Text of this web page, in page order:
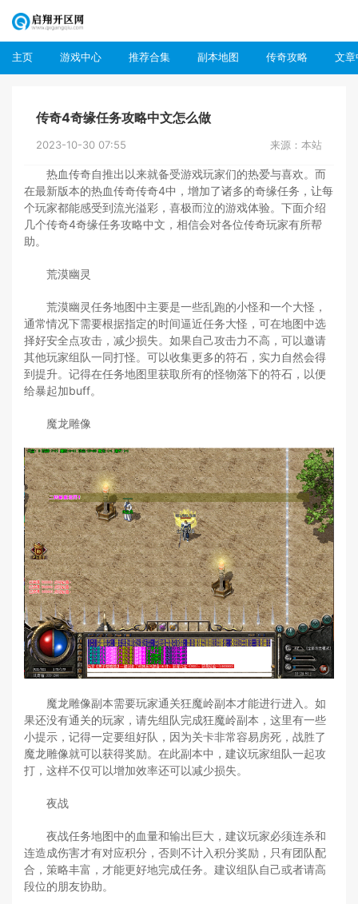
主页 游戏中心 推荐合集 副本地图 传奇攻略 文章
传奇4奇缘任务攻略中文怎么做
2023-10-30 07:55 来源：本站
热血传奇自推出以来就备受游戏玩家们的热爱与喜欢。而
在最新版本的热血传奇传奇4中，增加了诸多的奇缘任务，让每
个玩家都能感受到流光溢彩，喜极而泣的游戏体验。下面介绍
几个传奇4奇缘任务攻略中文，相信会对各位传奇玩家有所帮
助。
荒漠幽灵
荒漠幽灵任务地图中主要是一些乱跑的小怪和一个大怪，
通常情况下需要根据指定的时间逼近任务大怪，可在地图中选
择好安全点攻击，减少损失。如果自己攻击力不高，可以邀请
其他玩家组队一同打怪。可以收集更多的符石，实力自然会得
到提升。记得在任务地图里获取所有的怪物落下的符石，以便
给暴起加buff。
魔龙雕像
魔龙雕像副本需要玩家通关狂魔岭副本才能进行进入。如
果还没有通关的玩家，请先组队完成狂魔岭副本，这里有一些
小提示，记得一定要组好队，因为关卡非常容易房死，战胜了
魔龙雕像就可以获得奖励。在此副本中，建议玩家组队一起攻
打，这样不仅可以增加效率还可以减少损失。
夜战
夜战任务地图中的血量和输出巨大，建议玩家必须连杀和
连造成伤害才有对应积分，否则不计入积分奖励，只有团队配
合，策略丰富，才能更好地完成任务。建议组队自己或者请高
段位的朋友协助。